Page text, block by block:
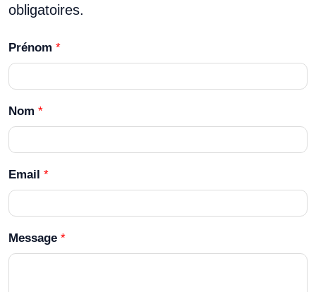
obligatoires.
Prénom *
Nom *
Email *
Message *